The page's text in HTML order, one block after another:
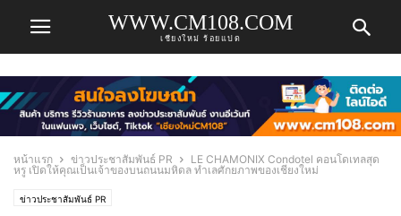
WWW.CM108.COM
เชียงใหม่ ร้อยแปด
หน้าแรก ข่าวประชาสัมพันธ์ PR
LE CHAMONIX Condotel คอนโดเทลสุด
หรู เปิดให้คุณเป็นเจ้าของบนถนนมหิดล ทำเลศักยภาพของเชียงใหม่
ข่าวประชาสัมพันธ์ PR